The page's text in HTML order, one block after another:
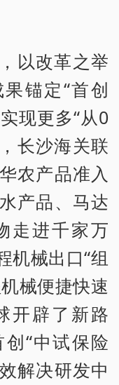
以改革之举
锚定“首创
现更多“从0
长沙海关联
农产品准入
产品、马达
走进千家万
机械出口“组
械便捷快速
开辟了新路
“中试保险
解决研发中